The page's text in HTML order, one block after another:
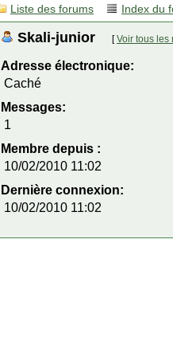
Liste des forums Index du
Skali-junior [Voir tous les
Adresse électronique:
Caché
Messages:
1
Membre depuis :
10/02/2010 11:02
Dernière connexion:
10/02/2010 11:02